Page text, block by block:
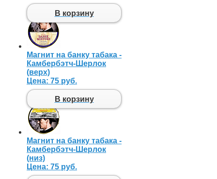
В корзину
Магнит на банку табака -
Камбербэтч-Шерлок
(верх)
Цена: 75 руб.
В корзину
Магнит на банку табака -
Камбербэтч-Шерлок
(низ)
Цена: 75 руб.